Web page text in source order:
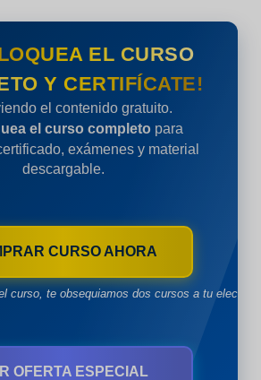
EL CURSO
Y CERTIFÍCATE!
el contenido gratuito.
el curso completo para
exámenes y material
descargable.
CURSO AHORA
curso, te obsequiamos dos cursos a tu
OFERTA ESPECIAL